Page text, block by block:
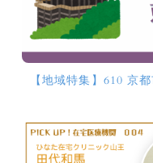
【地域特集】610 京